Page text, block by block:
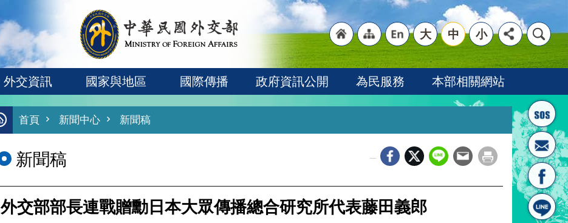
首頁
"網
站導
"英
文語
大 中 小
外交資訊 國家與地區 國際傳播 政府資訊公開 為民服務 本部相關網站
首頁 新聞中心 新聞稿
新聞稿
外交部部長連戰贈勳日本大眾傳播總合研究所代表藤田義郎